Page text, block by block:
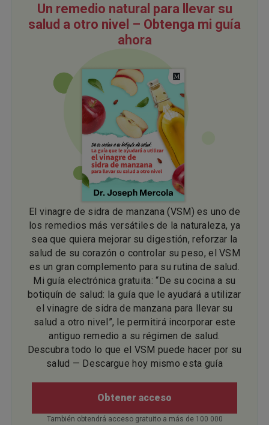
Un remedio natural para llevar su
salud a otro nivel – Obtenga mi guía
ahora
El vinagre de sidra de manzana (VSM) es uno de
los remedios más versátiles de la naturaleza, ya
sea que quiera mejorar su digestión, reforzar la
salud de su corazón o controlar su peso, el VSM
es un gran complemento para su rutina de salud.
Mi guía electrónica gratuita: “De su cocina a su
botiquín de salud: la guía que le ayudará a utilizar
el vinagre de sidra de manzana para llevar su
salud a otro nivel”, le permitirá incorporar este
antiguo remedio a su régimen de salud.
Descubra todo lo que el VSM puede hacer por su
salud — Descargue hoy mismo esta guía
Obtener acceso
También obtendrá acceso gratuito a más de 100 000